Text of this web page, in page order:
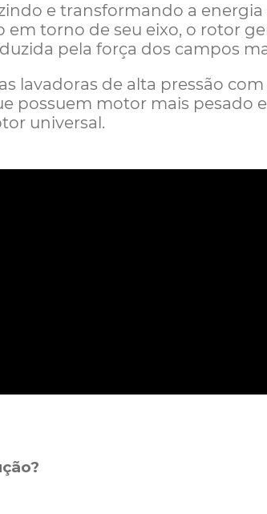
e transformando a energia
torno de seu eixo, o rotor
pela força dos campos
lavadoras de alta pressão
possuem motor mais pesado
universal.